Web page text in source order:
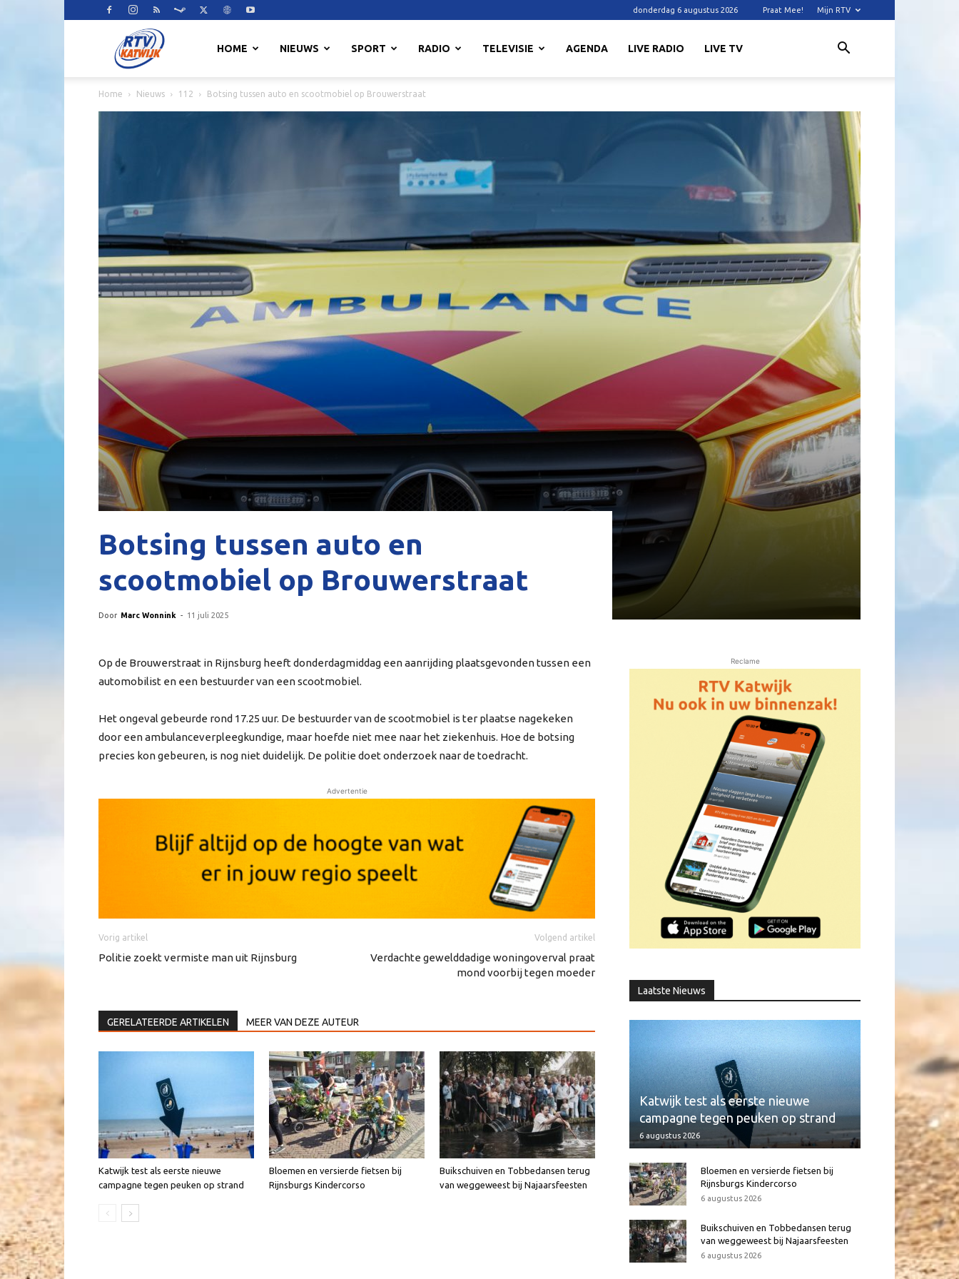
donderdag 6 augustus 2026 Praat Mee! Mijn RTV
HOME NIEUWS SPORT RADIO TELEVISIE AGENDA LIVE RADIO LIVE TV
Home Nieuws 112 Botsing tussen auto en scootmobiel op Brouwerstraat
Botsing tussen auto en
scootmobiel op Brouwerstraat
Door Marc Wonnink - 11 juli 2025
Op de Brouwerstraat in Rijnsburg heeft donderdagmiddag een aanrijding plaatsgevonden tussen een
automobilist en een bestuurder van een scootmobiel.
Het ongeval gebeurde rond 17.25 uur. De bestuurder van de scootmobiel is ter plaatse nagekeken
door een ambulanceverpleegkundige, maar hoefde niet mee naar het ziekenhuis. Hoe de botsing
precies kon gebeuren, is nog niet duidelijk. De politie doet onderzoek naar de toedracht.
Advertentie
Vorig artikel
Politie zoekt vermiste man uit Rijnsburg
Volgend artikel
Verdachte gewelddadige woningoverval praat
mond voorbij tegen moeder
GERELATEERDE ARTIKELEN MEER VAN DEZE AUTEUR
Katwijk test als eerste nieuwe
campagne tegen peuken op strand
Bloemen en versierde fietsen bij
Rijnsburgs Kindercorso
Buikschuiven en Tobbedansen terug
van weggeweest bij Najaarsfeesten
Reclame
Laatste Nieuws
Katwijk test als eerste nieuwe
campagne tegen peuken op strand
6 augustus 2026
Bloemen en versierde fietsen bij
Rijnsburgs Kindercorso
6 augustus 2026
Buikschuiven en Tobbedansen terug
van weggeweest bij Najaarsfeesten
6 augustus 2026